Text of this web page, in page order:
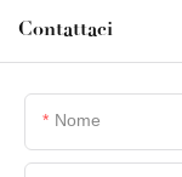
Contattaci
Nome